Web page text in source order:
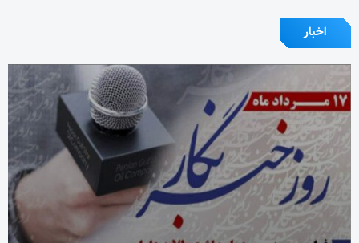
اخبار